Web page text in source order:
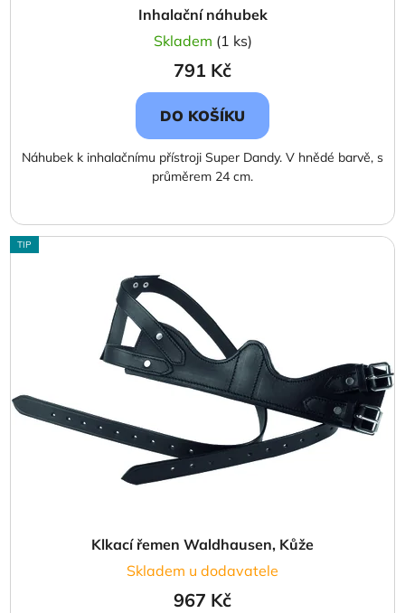
Inhalační náhubek
Skladem (1 ks)
791 Kč
DO KOŠÍKU
Náhubek k inhalačnímu přístroji Super Dandy. V hnědé barvě, s
průměrem 24 cm.
TIP
Klkací řemen Waldhausen, Kůže
Skladem u dodavatele
967 Kč